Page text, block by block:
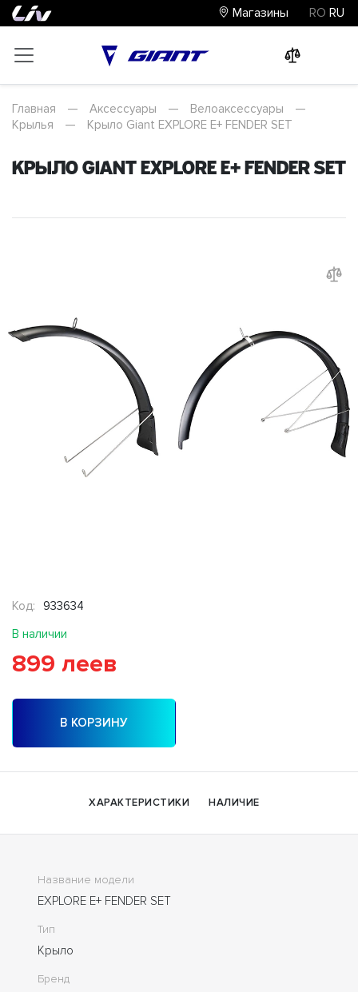
Магазины RO RU
Главная — Аксессуары — Велоаксессуары
—
Крылья
— Крыло Giant EXPLORE E+ FENDER SET
Крыло Giant EXPLORE E+ FENDER SET
Код:
933634
В наличии
899 леев
В КОРЗИНУ
ХАРАКТЕРИСТИКИ НАЛИЧИЕ
Название модели
EXPLORE E+ FENDER SET
Тип
Крыло
Бренд